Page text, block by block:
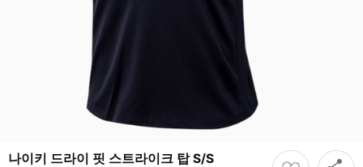
나이키 드라이 핏 스트라이크 탑 S/S